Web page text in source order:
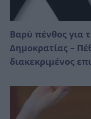
Βαρύ πένθος για
Δημοκρατίας –
διακεκριμένος